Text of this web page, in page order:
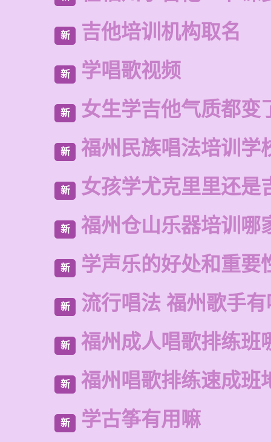
新 吉他培训机构取名
新 学唱歌视频
新 女生学吉他气质都变
新 福州民族唱法培训学
新 女孩学尤克里里还是
新 福州仓山乐器培训哪
新 学声乐的好处和重要
新 流行唱法 福州歌手
新 福州成人唱歌排练班
新 福州唱歌排练速成班
新 学古筝有用嘛